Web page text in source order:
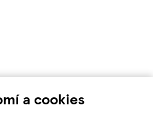
a cookies